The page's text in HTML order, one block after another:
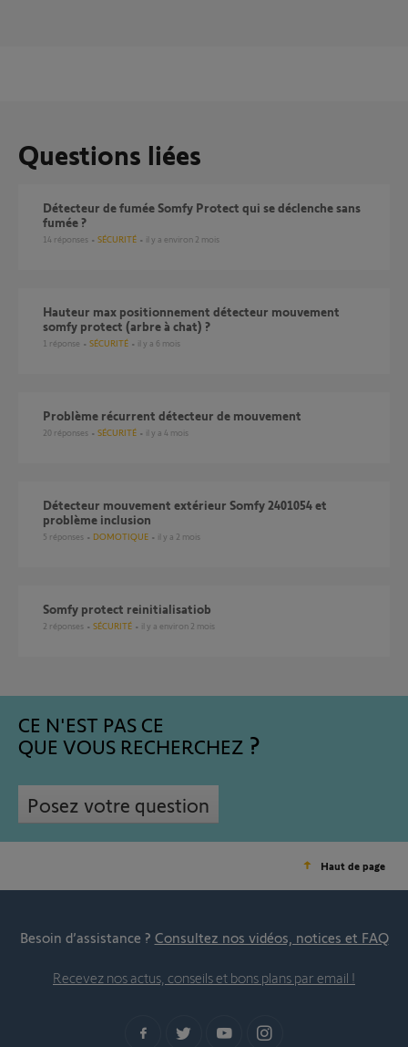
Questions liées
Détecteur de fumée Somfy Protect qui se déclenche sans
fumée ?
14 réponses SÉCURITÉ il y a environ 2 mois
Hauteur max positionnement détecteur mouvement
somfy protect (arbre à chat) ?
1 réponse SÉCURITÉ il y a 6 mois
Problème récurrent détecteur de mouvement
20 réponses SÉCURITÉ il y a 4 mois
Détecteur mouvement extérieur Somfy 2401054 et
problème inclusion
5 réponses DOMOTIQUE il y a 2 mois
Somfy protect reinitialisatiob
2 réponses SÉCURITÉ il y a environ 2 mois
CE N'EST PAS CE
QUE VOUS RECHERCHEZ
Posez votre question
Haut de page
Besoin d’assistance ? Consultez nos vidéos, notices et FAQ
Recevez nos actus, conseils et bons plans par email !